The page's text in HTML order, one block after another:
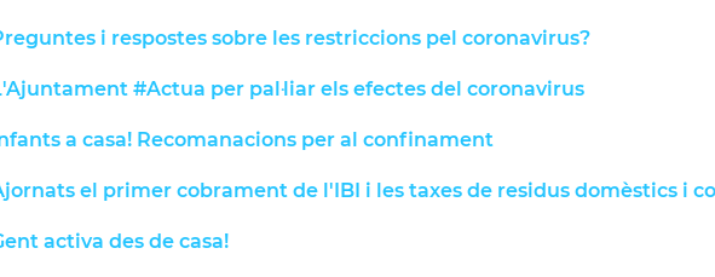
i respostes sobre les restriccions pel coronavirus?
#Actua per pal·liar els efectes del coronavirus
a casa! Recomanacions per al confinament
el primer cobrament de l'IBI i les taxes de residus domèstics i
activa des de casa!